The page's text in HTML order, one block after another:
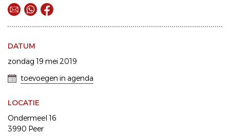
DATUM
zondag 19 mei 2019
toevoegen in agenda
LOCATIE
Ondermeel 16
3990 Peer